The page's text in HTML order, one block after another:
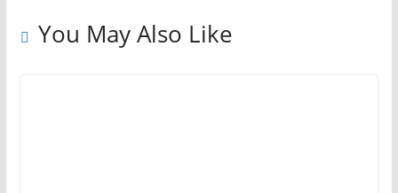
You May Also Like